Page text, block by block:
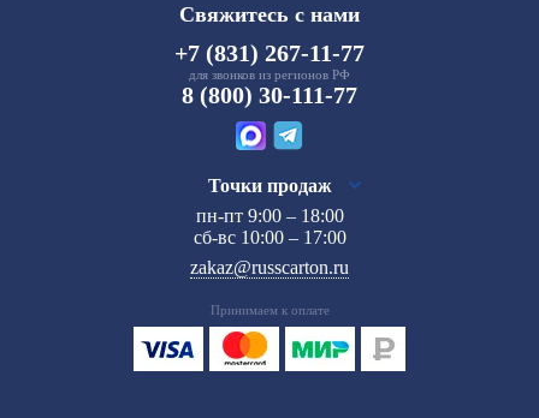
Свяжитесь с нами
+7 (831) 267-11-77
для звонков из регионов РФ
8 (800) 30-111-77
Точки продаж
пн-пт 9:00 – 18:00
сб-вс 10:00 – 17:00
zakaz@russcarton.ru
Принимаем к оплате